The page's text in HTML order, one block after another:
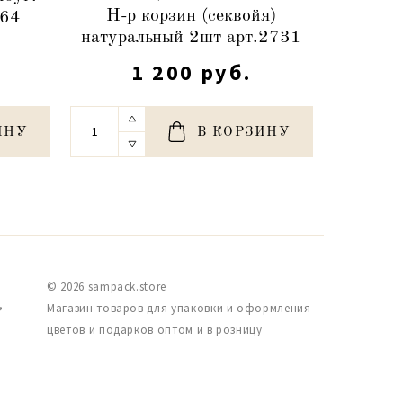
Н-р корзин (секвойя)
натуральный 2шт арт.2731
1 200 руб.
В КОРЗИНУ
© 2026 sampack.store
Магазин товаров для упаковки и оформления
цветов и подарков оптом и в розницу